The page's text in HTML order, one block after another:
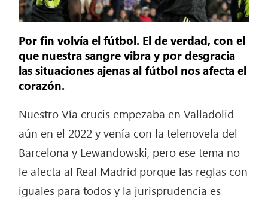
Por fin volvía el fútbol. El de verdad, con el
que nuestra sangre vibra y por desgracia
las situaciones ajenas al fútbol nos afecta el
corazón.
Nuestro Vía crucis empezaba en Valladolid
aún en el 2022 y venía con la telenovela del
Barcelona y Lewandowski, pero ese tema no
le afecta al Real Madrid porque las reglas con
iguales para todos y la jurisprudencia es